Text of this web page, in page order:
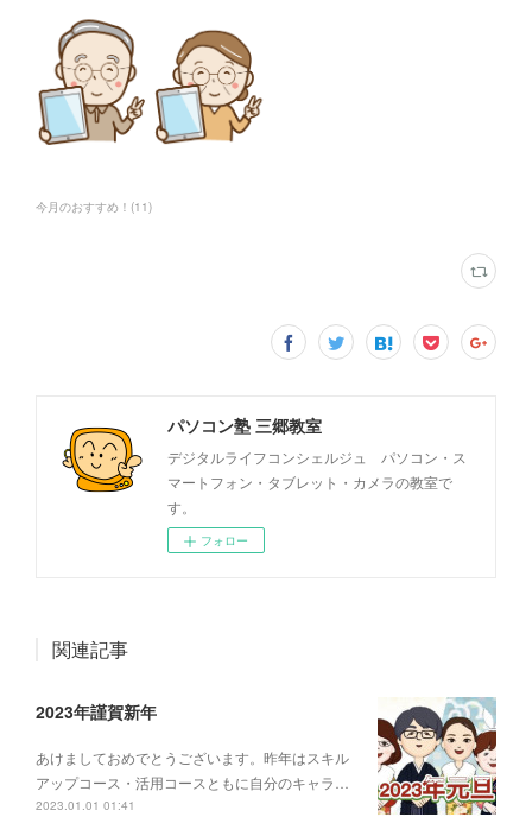
今月のおすすめ！ (11)
パソコン塾 三郷教室
デジタルライフコンシェルジュ パソコン・ス
マートフォン・タブレット・カメラの教室で
す。
フォロー
関連記事
2023年謹賀新年
あけましておめでとうございます。昨年はスキル
アップコース・活用コースともに自分のキャラ…
2023.01.01 01:41